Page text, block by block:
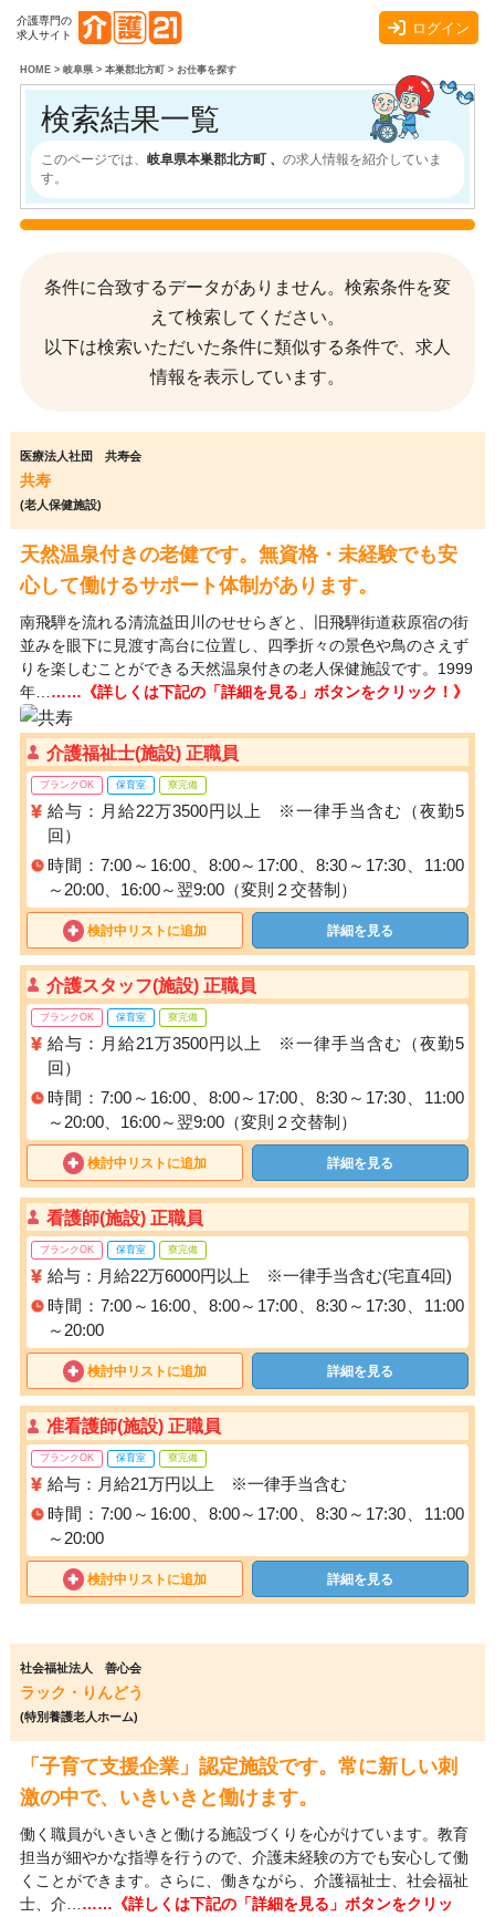
介護専門の
求人サイト
ログイン
HOME> 岐阜県> 本巣郡北方町> お仕事を探す
検索結果一覧
このページでは、 岐阜県本巣郡北方町 、 の求人情報を紹介していま
す。
条件に合致するデータがありません。検索条件を変
えて検索してください。
以下は検索いただいた条件に類似する条件で、求人
情報を表示しています。
医療法人社団 共寿会
共寿
(老人保健施設)
天然温泉付きの老健です。無資格・未経験でも安
心して働けるサポート体制があります。
南飛騨を流れる清流益田川のせせらぎと、旧飛騨街道萩原宿の街
並みを眼下に見渡す高台に位置し、四季折々の景色や鳥のさえず
りを楽しむことができる天然温泉付きの老人保健施設です。1999
年… ……《詳しくは下記の「詳細を見る」ボタンをクリック！》
介護福祉士(施設) 正職員
ブランクOK 保育室 寮完備
給与：月給22万3500円以上 ※一律手当含む（夜勤5
回）
時間：7:00～16:00、8:00～17:00、8:30～17:30、11:00
～20:00、16:00～翌9:00（変則２交替制）
検討中リストに追加 詳細を見る
介護スタッフ(施設) 正職員
ブランクOK 保育室 寮完備
給与：月給21万3500円以上 ※一律手当含む（夜勤5
回）
時間：7:00～16:00、8:00～17:00、8:30～17:30、11:00
～20:00、16:00～翌9:00（変則２交替制）
検討中リストに追加 詳細を見る
看護師(施設) 正職員
ブランクOK 保育室 寮完備
給与：月給22万6000円以上 ※一律手当含む(宅直4回)
時間：7:00～16:00、8:00～17:00、8:30～17:30、11:00
～20:00
検討中リストに追加 詳細を見る
准看護師(施設) 正職員
ブランクOK 保育室 寮完備
給与：月給21万円以上 ※一律手当含む
時間：7:00～16:00、8:00～17:00、8:30～17:30、11:00
～20:00
検討中リストに追加 詳細を見る
社会福祉法人 善心会
ラック・りんどう
(特別養護老人ホーム)
「子育て支援企業」認定施設です。常に新しい刺
激の中で、いきいきと働けます。
働く職員がいきいきと働ける施設づくりを心がけています。教育
担当が細やかな指導を行うので、介護未経験の方でも安心して働
くことができます。さらに、働きながら、介護福祉士、社会福祉
士、介… ……《詳しくは下記の「詳細を見る」ボタンをクリッ